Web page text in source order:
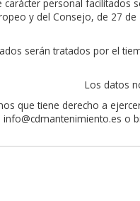
carácter personal facilitados
y del Consejo, de 27
serán tratados por el
Los datos
que tiene derecho a
info@cdmantenimiento.es o